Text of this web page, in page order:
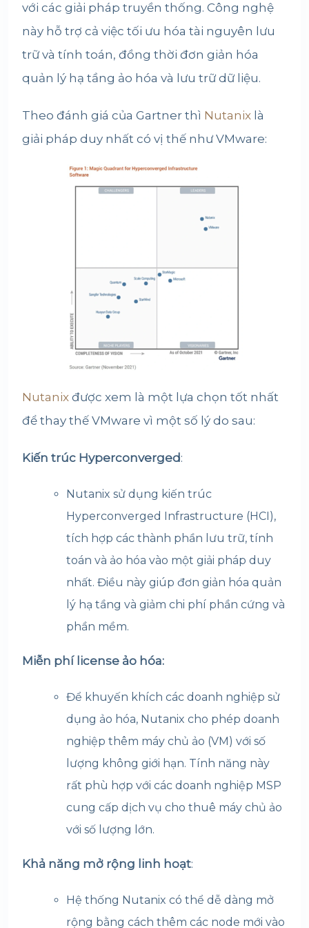
với các giải pháp truyền thống. Công nghệ
này hỗ trợ cả việc tối ưu hóa tài nguyên lưu
trữ và tính toán, đồng thời đơn giản hóa
quản lý hạ tầng ảo hóa và lưu trữ dữ liệu.
Theo đánh giá của Gartner thì Nutanix là
giải pháp duy nhất có vị thế như VMware:
Nutanix được xem là một lựa chọn tốt nhất
để thay thế VMware vì một số lý do sau:
Kiến trúc Hyperconverged:
Nutanix sử dụng kiến trúc
Hyperconverged Infrastructure (HCI),
tích hợp các thành phần lưu trữ, tính
toán và ảo hóa vào một giải pháp duy
nhất. Điều này giúp đơn giản hóa quản
lý hạ tầng và giảm chi phí phần cứng và
phần mềm.
Miễn phí license ảo hóa:
Để khuyến khích các doanh nghiệp sử
dụng ảo hóa, Nutanix cho phép doanh
nghiệp thêm máy chủ ảo (VM) với số
lượng không giới hạn. Tính năng này
rất phù hợp với các doanh nghiệp MSP
cung cấp dịch vụ cho thuê máy chủ ảo
với số lượng lớn.
Khả năng mở rộng linh hoạt:
Hệ thống Nutanix có thể dễ dàng mở
rộng bằng cách thêm các node mới vào